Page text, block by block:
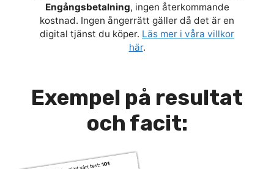
Engångsbetalning, ingen återkommande
kostnad. Ingen ångerrätt gäller då det är en
digital tjänst du köper. Läs mer i våra villkor
här.
Exempel på resultat
och facit: